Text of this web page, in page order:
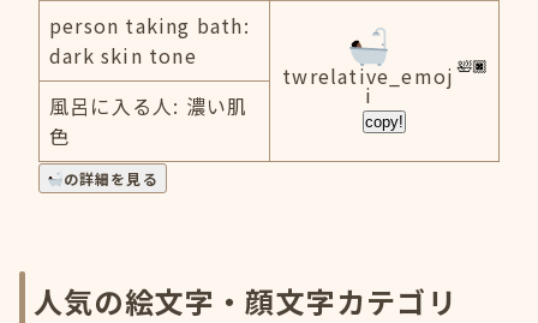
person taking bath:
dark skin tone
twrelative_emoj
i
copy!
風呂に入る人: 濃い肌
色
の詳細を見る
人気の絵文字・顔文字カテゴリ